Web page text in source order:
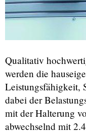
Qualitativ
werden die
Leistungsfähigkeit,
dabei der
mit der Halterung
abwechselnd mit